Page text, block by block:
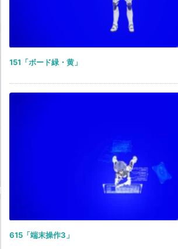
151「ボード緑・黄」
615「端末操作3」